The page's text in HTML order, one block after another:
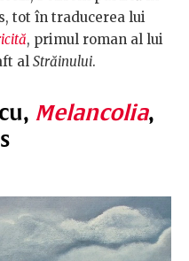
tot în traducerea lui
, primul roman al lui
al Străinului.
Melancolia,